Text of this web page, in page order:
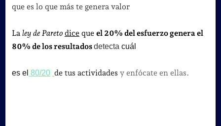
que es lo que más te genera valor
La ley de Pareto diceque el 20% del esfuerzo genera el
80% de los resultadosdetecta cuál
es el 80/20 de tus actividades y enfócate en ellas.